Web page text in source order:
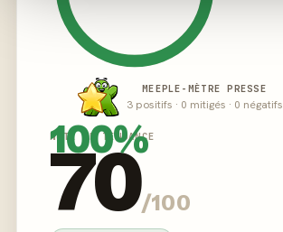
100%
MEEPLE-MÈTRE PRESSE
3 positifs · 0 mitigés · 0 négatifs
NOTE DE TENDANCE
70/100